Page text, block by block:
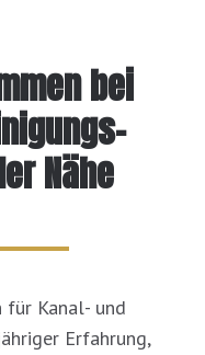
bei
Nähe
für Kanal- und
Erfahrung,